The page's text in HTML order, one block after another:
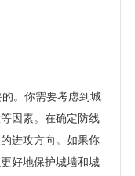
。你需要考虑到城
因素。在确定防线
进攻方向。如果你
好地保护城墙和城